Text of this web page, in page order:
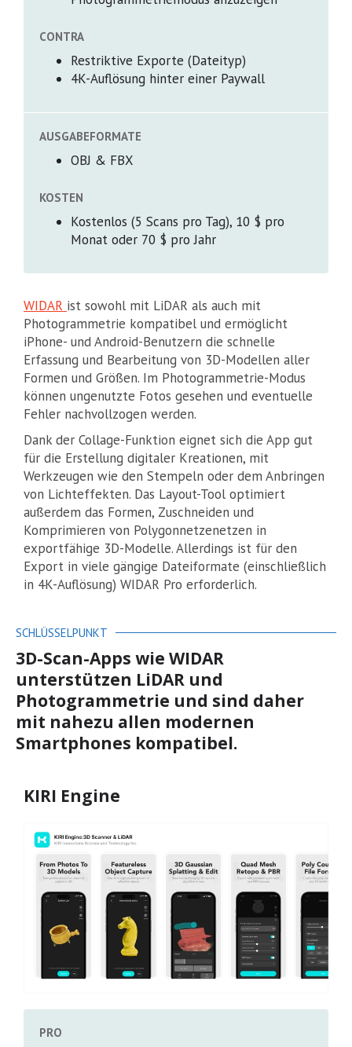
CONTRA
Restriktive Exporte (Dateityp)
4K-Auflösung hinter einer Paywall
AUSGABEFORMATE
OBJ & FBX
KOSTEN
Kostenlos (5 Scans pro Tag), 10 $ pro
Monat oder 70 $ pro Jahr
WIDAR ist sowohl mit LiDAR als auch mit
Photogrammetrie kompatibel und ermöglicht
iPhone- und Android-Benutzern die schnelle
Erfassung und Bearbeitung von 3D-Modellen aller
Formen und Größen. Im Photogrammetrie-Modus
können ungenutzte Fotos gesehen und eventuelle
Fehler nachvollzogen werden.
Dank der Collage-Funktion eignet sich die App gut
für die Erstellung digitaler Kreationen, mit
Werkzeugen wie den Stempeln oder dem Anbringen
von Lichteffekten. Das Layout-Tool optimiert
außerdem das Formen, Zuschneiden und
Komprimieren von Polygonnetzenetzen in
exportfähige 3D-Modelle. Allerdings ist für den
Export in viele gängige Dateiformate (einschließlich
in 4K-Auflösung) WIDAR Pro erforderlich.
SCHLÜSSELPUNKT
3D-Scan-Apps wie WIDAR
unterstützen LiDAR und
Photogrammetrie und sind daher
mit nahezu allen modernen
Smartphones kompatibel.
KIRI Engine
PRO